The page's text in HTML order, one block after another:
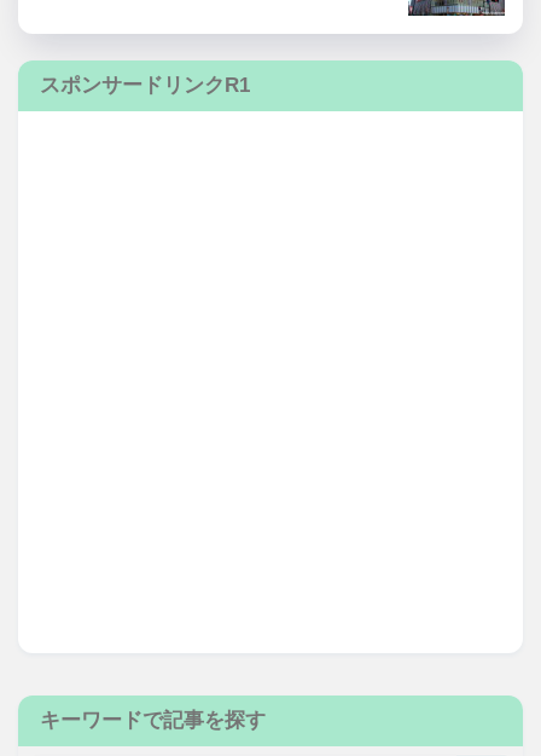
スポンサードリンクR1
キーワードで記事を探す